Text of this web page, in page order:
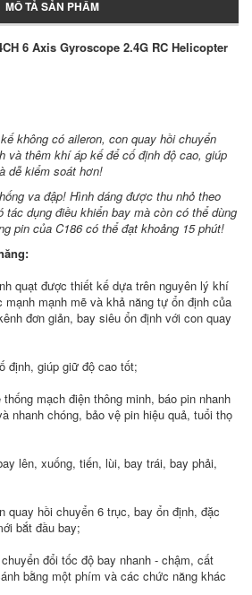
MÔ TẢ SẢN PHẨM
6 Axis Gyroscope 2.4G RC Helicopter
không có aileron, con quay hồi chuyển
và thêm khí áp kế để cố định độ cao, giúp
dễ kiểm soát hơn!
va đập! Hình dáng được thu nhỏ theo
dụng điều khiển bay mà còn có thể dùng
pin của C186 có thể đạt khoảng 15 phút!
quạt được thiết kế dựa trên nguyên lý khí
mạnh mẽ và khả năng tự ổn định của
đơn giản, bay siêu ổn định với con quay
định, giúp giữ độ cao tốt;
mạch điện thông minh, báo pin nhanh
nhanh chóng, bảo vệ pin hiệu quả, tuổi thọ
lên, xuống, tiến, lùi, bay trái, bay phải,
quay hồi chuyển 6 trục, bay ổn định, đặc
bắt đầu bay;
đổi tốc độ bay nhanh - chậm, cất
bằng một phím và các chức năng khác